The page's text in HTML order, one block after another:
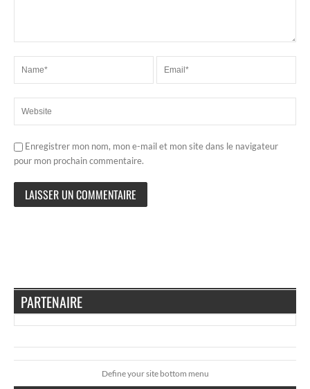
Enregistrer mon nom, mon e-mail et mon site dans le navigateur
pour mon prochain commentaire.
PARTENAIRE
Define your site bottom menu